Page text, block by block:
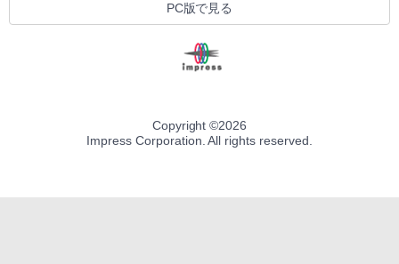
PC版で見る
Copyright ©2026
Impress Corporation. All rights reserved.